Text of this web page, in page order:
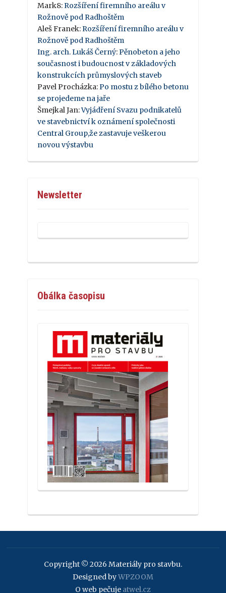
Mark8: Rozšíření firemního areálu v
Rožnově pod Radhoštěm
Aleš Franek: Rozšíření firemního areálu v
Rožnově pod Radhoštěm
Ing. arch. Lukáš Černý: Pěnobeton a jeho
současnost i budoucnost v základových
konstrukcích průmyslových staveb
Pavel Procházka: Po mostu z bílého betonu
se projedeme na jaře
Šmejkal Jan:Vyjádření Svazu podnikatelů
ve stavebnictví k oznámení společnosti
Central Group,že zastavuje veškerou
novou výstavbu
Newsletter
Obálka časopisu
Copyright © 2026 Materiály pro stavbu.
Designed byWPZOOM
O web pečuje atwel.cz